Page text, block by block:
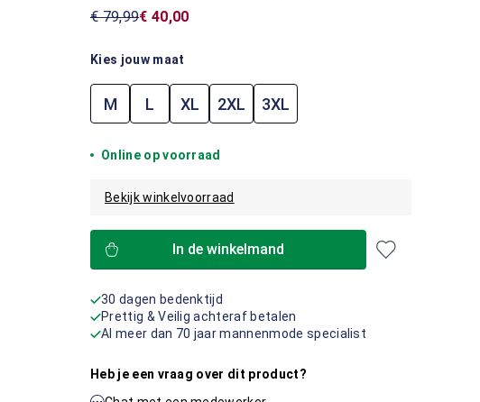
€ 79,99€ 40,00
Kies jouw maat
M L XL 2XL 3XL
Online op voorraad
Bekijk winkelvoorraad
In de winkelmand
30 dagen bedenktijd
Prettig & Veilig achteraf betalen
Al meer dan 70 jaar mannenmode specialist
Heb je een vraag over dit product?